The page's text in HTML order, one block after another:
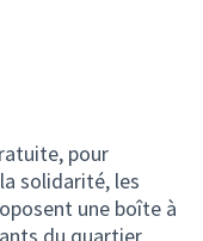
pour
solidarité, les
une boîte à